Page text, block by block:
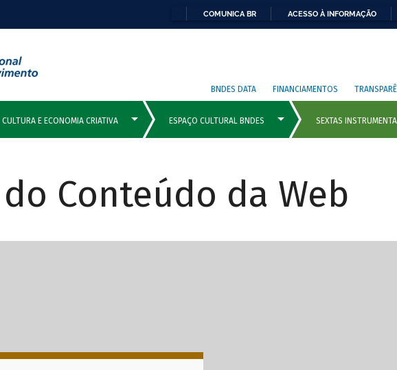
COMUNICA BR ACESSO À INFORMAÇÃO
BNDES DATA FINANCIAMENTOS
Conteúdo da Web
com